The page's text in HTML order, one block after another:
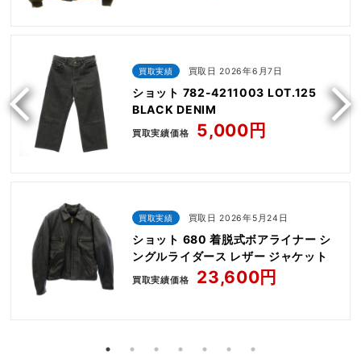
買取実績 買取日 2026年6月7日
ショット 782-4211003 LOT.125
BLACK DENIM
買取実績価格 5,000円
買取実績 買取日 2026年5月24日
ショット 680 着脱式ボアライナー シ
ングルライダース レザー ジャケット
買取実績価格 23,600円